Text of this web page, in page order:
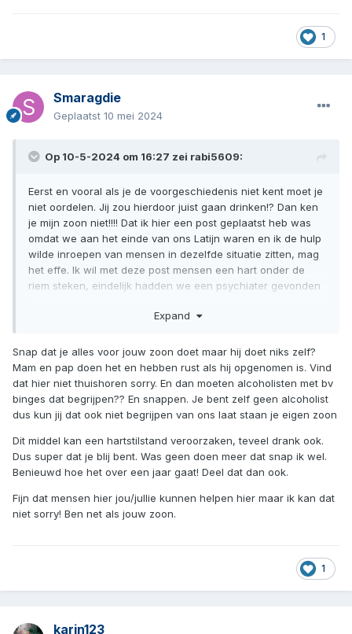
1
Smaragdie
Geplaatst 10 mei 2024
Op 10-5-2024 om 16:27 zei rabi5609:
Eerst en vooral als je de voorgeschiedenis niet kent moet je
niet oordelen. Jij zou hierdoor juist gaan drinken!? Dan ken
je mijn zoon niet!!!! Dat ik hier een post geplaatst heb was
omdat we aan het einde van ons Latijn waren en ik de hulp
wilde inroepen van mensen in dezelfde situatie zitten, mag
het effe. Ik wil met deze post mensen een hart onder de
riem steken, eindelijk hadden we een psychiater gevonden
we rust gevonden en mijn zoon ook!!!
Expand
Snap dat je alles voor jouw zoon doet maar hij doet niks zelf?
Mam en pap doen het en hebben rust als hij opgenomen is. Vind
dat hier niet thuishoren sorry. En dan moeten alcoholisten met bv
binges dat begrijpen?? En snappen. Je bent zelf geen alcoholist
dus kun jij dat ook niet begrijpen van ons laat staan je eigen zoon
Dit middel kan een hartstilstand veroorzaken, teveel drank ook.
Dus super dat je blij bent. Was geen doen meer dat snap ik wel.
Benieuwd hoe het over een jaar gaat! Deel dat dan ook.
Fijn dat mensen hier jou/jullie kunnen helpen hier maar ik kan dat
niet sorry! Ben net als jouw zoon.
1
karin123